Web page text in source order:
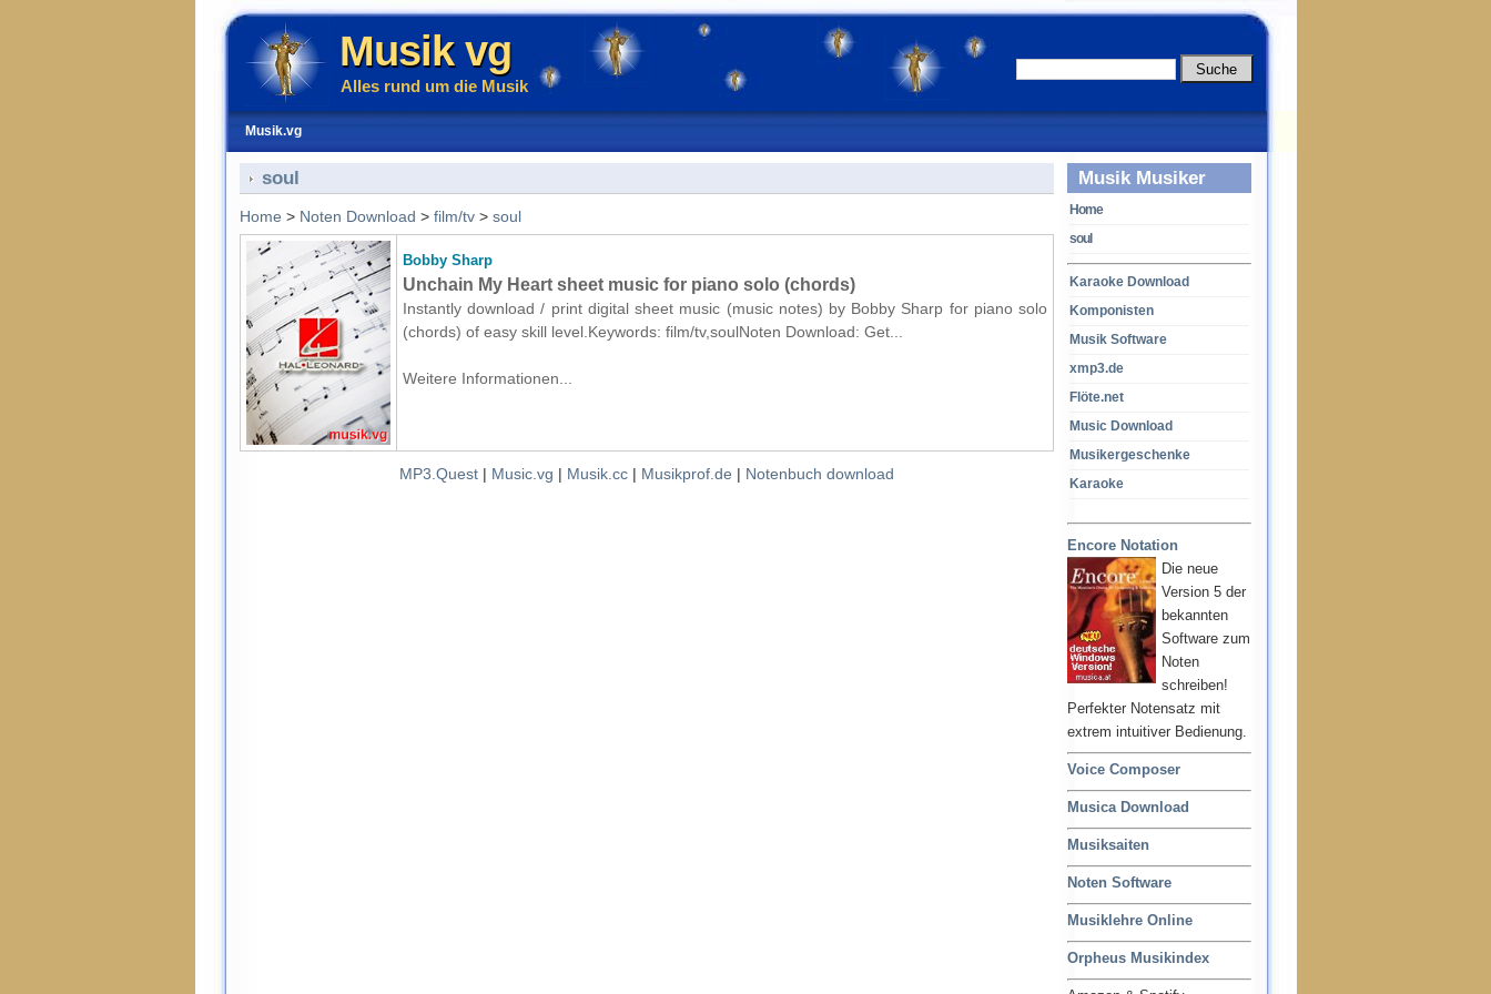
Musik vg
Alles rund um die Musik
Musik.vg
Musik Musiker
Home
soul
Karaoke Download
Komponisten
Musik Software
xmp3.de
Flöte.net
Music Download
Musikergeschenke
Karaoke
Encore Notation
Die neue
Version 5 der
bekannten
Software zum
Noten
schreiben!
Perfekter Notensatz mit
extrem intuitiver Bedienung.
Voice Composer
Musica Download
Musiksaiten
Noten Software
Musiklehre Online
Orpheus Musikindex
soul
Home > Noten Download > film/tv > soul
Bobby Sharp
Unchain My Heart sheet music for piano solo (chords)
Instantly download / print digital sheet music (music notes) by Bobby Sharp for piano solo
(chords) of easy skill level.Keywords: film/tv,soulNoten Download: Get...
Weitere Informationen...
MP3.Quest | Music.vg | Musik.cc | Musikprof.de | Notenbuch download